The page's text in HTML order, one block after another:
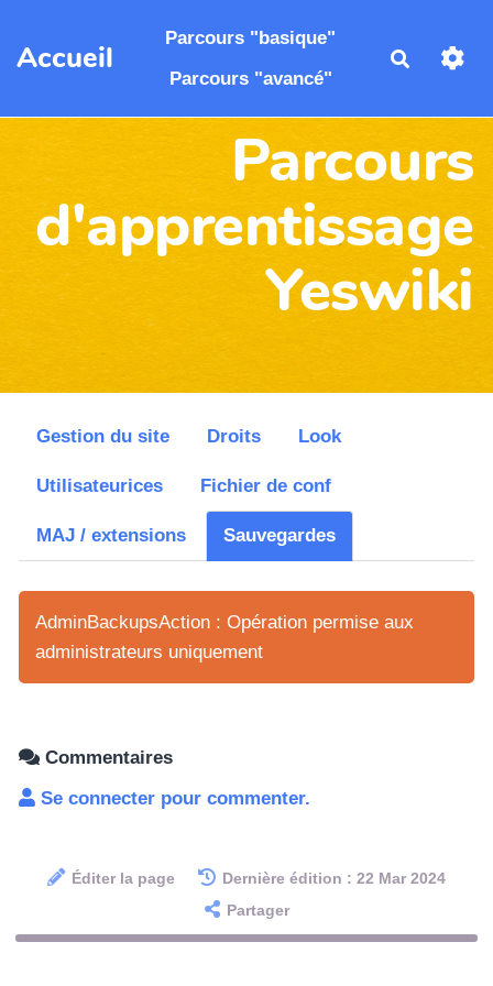
Aller au contenu principal
Accueil
Parcours "basique"
Parcours "avancé"
Parcours
d'apprentissage
Yeswiki
Gestion du site Droits Look
Utilisateurices Fichier de conf
MAJ / extensions Sauvegardes
AdminBackupsAction : Opération permise aux
administrateurs uniquement
Commentaires
Se connecter pour commenter.
Éditer la page
Dernière édition : 22 Mar 2024
Partager